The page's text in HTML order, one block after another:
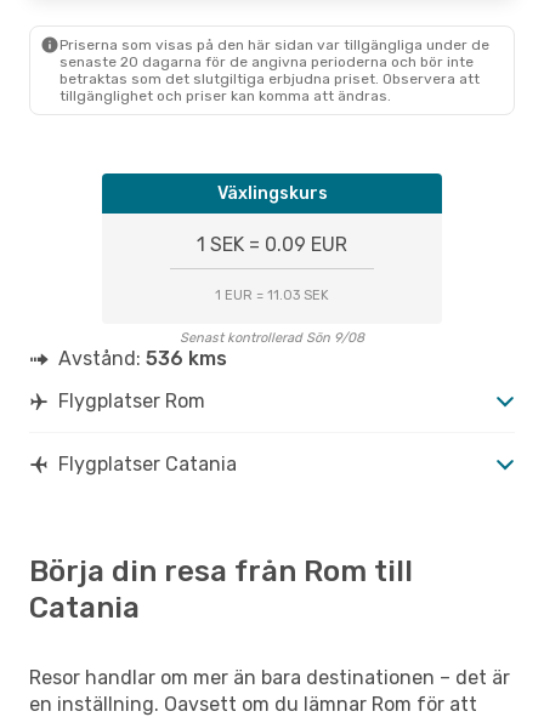
Priserna som visas på den här sidan var tillgängliga under de
senaste 20 dagarna för de angivna perioderna och bör inte
betraktas som det slutgiltiga erbjudna priset. Observera att
tillgänglighet och priser kan komma att ändras.
Växlingskurs
1 SEK = 0.09 EUR
1 EUR = 11.03 SEK
Senast kontrollerad Sön 9/08
Avstånd: 536 kms
Flygplatser Rom
Flygplatser Catania
Börja din resa från Rom till
Catania
Resor handlar om mer än bara destinationen – det är
en inställning. Oavsett om du lämnar Rom för att